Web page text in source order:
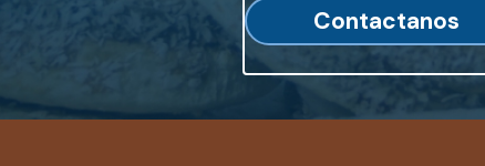
Contactanos